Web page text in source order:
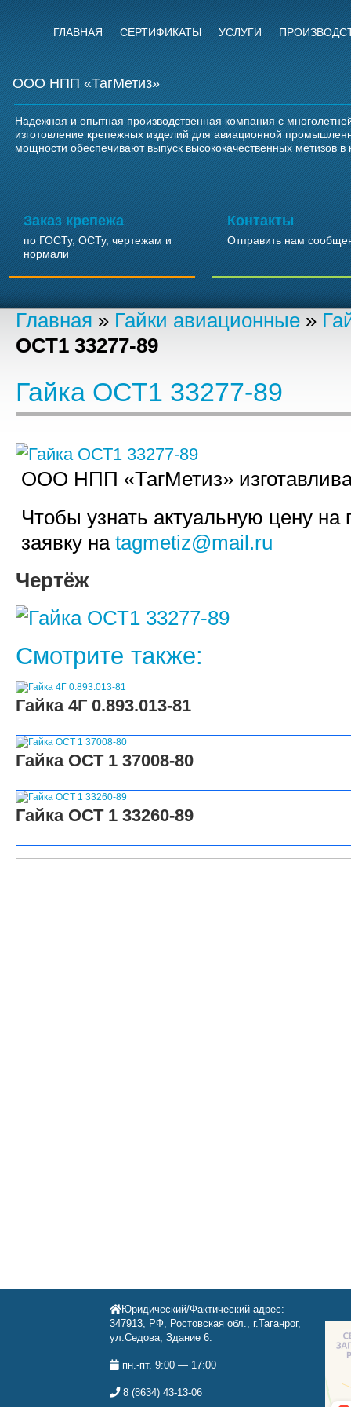
ГЛАВНАЯ СЕРТИФИКАТЫ УСЛУГИ
ООО НПП «ТагМетиз»
Надежная и опытная производственная компания с
изготовление крепежных изделий для авиационной
мощности обеспечивают выпуск высококачественных метизов в
Заказ крепежа
по ГОСТу, ОСТу, чертежам и
нормали
Контакты
Отправить нам
Главная » Гайки авиационные »
ОСТ1 33277-89
Гайка ОСТ1 33277-89
ООО НПП «ТагМетиз»
Чтобы узнать актуальную цену на
заявку наtagmetiz@mail.ru
Чертёж
Смотрите также:
Гайка 4Г 0.893.013-81
Гайка ОСТ 1 37008-80
Гайка ОСТ 1 33260-89
Юридический/Фактический адрес:
347913, РФ, Ростовская обл., г.Таганрог,
ул.Седова, Здание 6.
пн.-пт. 9:00 — 17:00
8 (8634) 43-13-06